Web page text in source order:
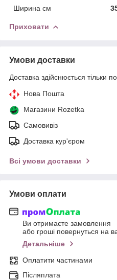
Ширина см
Приховати
Умови доставки
Доставка здійснюється тільки
Нова Пошта
Магазини Rozetka
Самовивіз
Доставка кур'єром
Всі умови доставки
Умови оплати
Ви отримаєте замовлення
або гроші повернуться на
Детальніше
Оплатити частинами
Післяплата